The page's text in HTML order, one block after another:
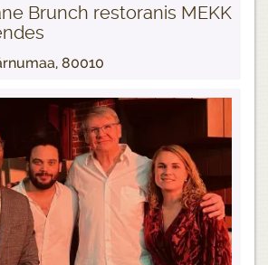
Brunch restoranis MEKK
80010